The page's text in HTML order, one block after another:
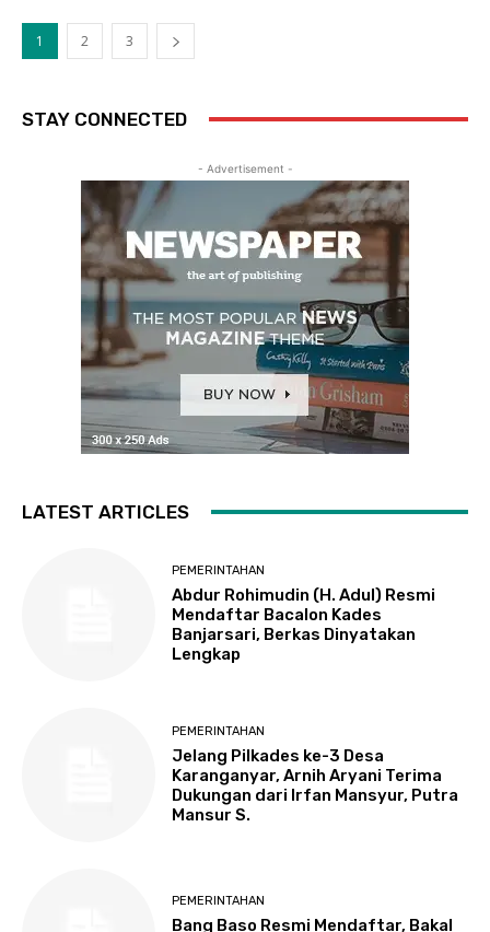
1 2 3
STAY CONNECTED
- Advertisement -
LATEST ARTICLES
PEMERINTAHAN
Abdur Rohimudin (H. Adul) Resmi
Mendaftar Bacalon Kades
Banjarsari, Berkas Dinyatakan
Lengkap
PEMERINTAHAN
Jelang Pilkades ke-3 Desa
Karanganyar, Arnih Aryani Terima
Dukungan dari Irfan Mansyur, Putra
Mansur S.
PEMERINTAHAN
Bang Baso Resmi Mendaftar, Bakal